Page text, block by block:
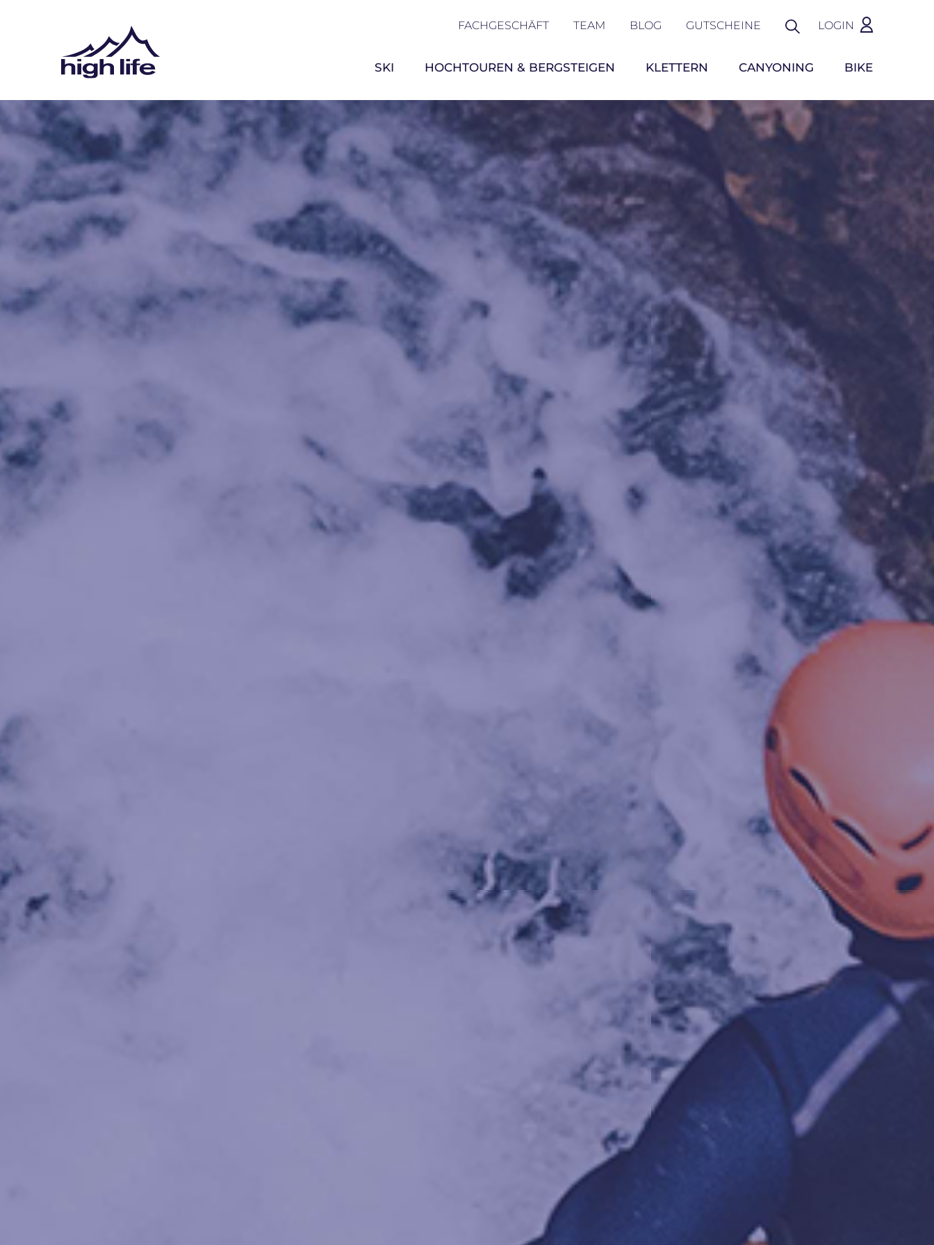
FACHGESCHÄFT TEAM BLOG GUTSCHEINE LOGIN
SKI HOCHTOUREN & BERGSTEIGEN KLETTERN CANYONING BIKE